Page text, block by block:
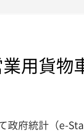
用貨物
政府統計（e-